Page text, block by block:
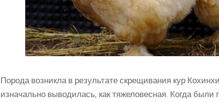
Порода возникла в результате скрещивания кур
изначально выводилась, как тяжеловесная. Когда